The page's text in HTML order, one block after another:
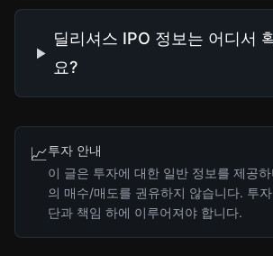
딜리셔스 IPO 정보는 어디서
요?
📈투자 안내
이 글은 투자에 대한 일반 정보를 제공
의 매수/매도를 권유하지 않습니다. 투
단과 책임 하에 이루어져야 합니다.